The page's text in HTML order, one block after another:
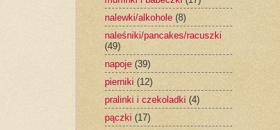
nalewki/alkohole (8)
naleśniki/pancakes/racuszki
(49)
napoje (39)
pierniki (12)
pralinki i czekoladki (4)
pączki (17)